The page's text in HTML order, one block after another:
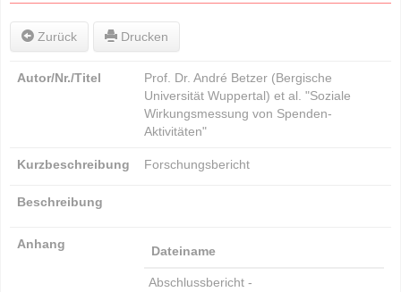
Zurück Drucken
Autor/Nr./Titel
Prof. Dr. André Betzer (Bergische
Universität Wuppertal) et al. "Soziale
Wirkungsmessung von Spenden-
Aktivitäten"
Kurzbeschreibung Forschungsbericht
Beschreibung
Anhang Dateiname
Abschlussbericht -